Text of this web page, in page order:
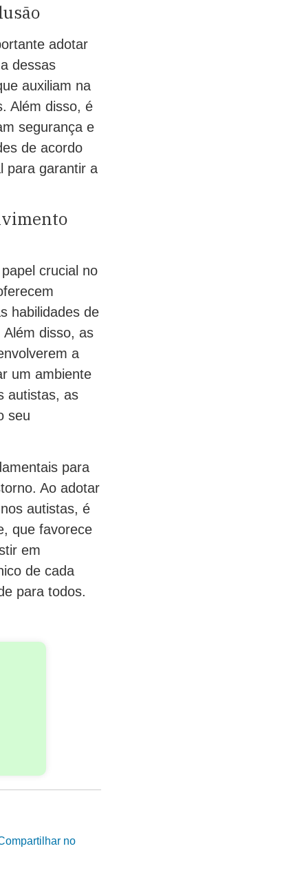
adotar
dessas
auxiliam na
Além disso, é
segurança e
de acordo
para garantir a
crucial no
habilidades de
disso, as
a
um ambiente
autistas, as
seu
para
Ao adotar
autistas, é
que favorece
em
de cada
para todos.
no